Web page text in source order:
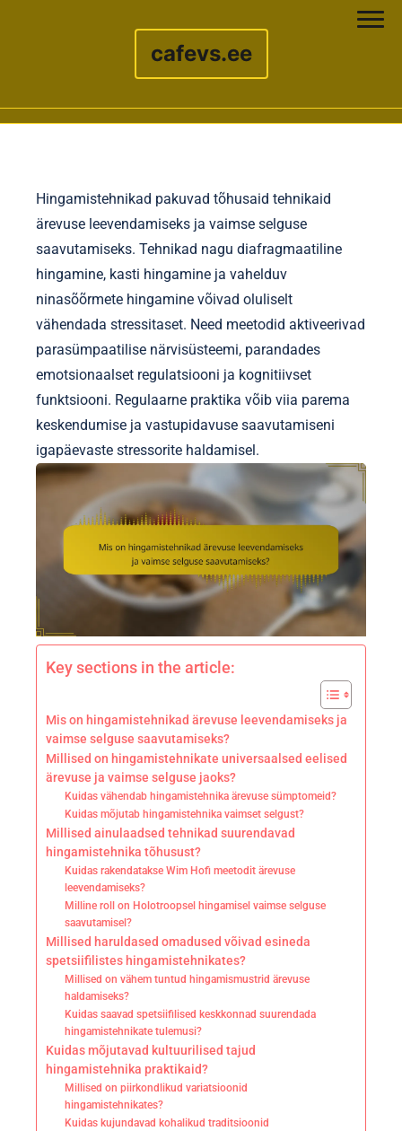
cafevs.ee
Hingamistehnikad pakuvad tõhusaid tehnikaid
ärevuse leevendamiseks ja vaimse selguse
saavutamiseks. Tehnikad nagu diafragmaatiline
hingamine, kasti hingamine ja vahelduv
ninasõõrmete hingamine võivad oluliselt
vähendada stressitaset. Need meetodid aktiveerivad
parasümpaatilise närvisüsteemi, parandades
emotsionaalset regulatsiooni ja kognitiivset
funktsiooni. Regulaarne praktika võib viia parema
keskendumise ja vastupidavuse saavutamiseni
igapäevaste stressorite haldamisel.
Key sections in the article:
Mis on hingamistehnikad ärevuse leevendamiseks ja
vaimse selguse saavutamiseks?
Millised on hingamistehnikate universaalsed eelised
ärevuse ja vaimse selguse jaoks?
Kuidas vähendab hingamistehnika ärevuse sümptomeid?
Kuidas mõjutab hingamistehnika vaimset selgust?
Millised ainulaadsed tehnikad suurendavad
hingamistehnika tõhusust?
Kuidas rakendatakse Wim Hofi meetodit ärevuse
leevendamiseks?
Milline roll on Holotroopsel hingamisel vaimse selguse
saavutamisel?
Millised haruldased omadused võivad esineda
spetsiifilistes hingamistehnikates?
Millised on vähem tuntud hingamismustrid ärevuse
haldamiseks?
Kuidas saavad spetsiifilised keskkonnad suurendada
hingamistehnikate tulemusi?
Kuidas mõjutavad kultuurilised tajud
hingamistehnika praktikaid?
Millised on piirkondlikud variatsioonid
hingamistehnikates?
Kuidas kujundavad kohalikud traditsioonid